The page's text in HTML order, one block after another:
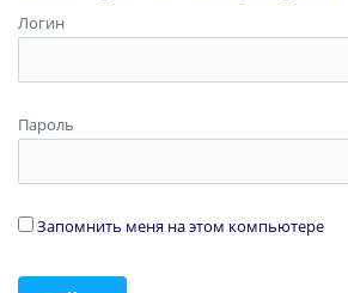
Логин
Пароль
Запомнить меня на этом компьютере